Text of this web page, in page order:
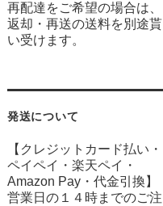
再配達をご希望の場合は、
返却・再送の送料を別途貰
い受けます。
発送について
【クレジットカード払い・
ペイペイ・楽天ペイ・
Amazon Pay・ 代金引換】
営業日の１４時までのご注